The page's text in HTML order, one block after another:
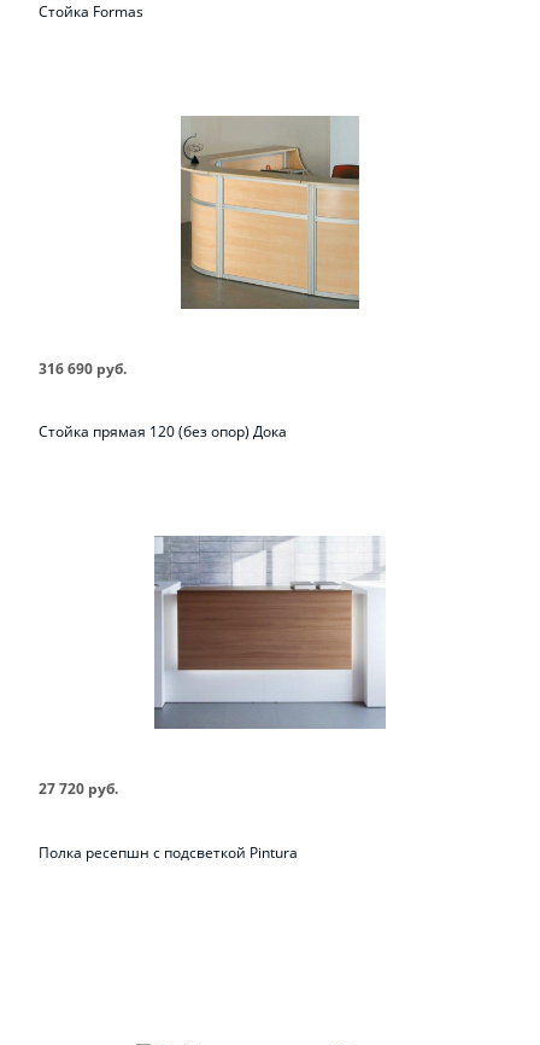
Стойка Formas
316 690 руб.
Стойка прямая 120 (без опор) Дока
27 720 руб.
Полка ресепшн с подсветкой Pintura